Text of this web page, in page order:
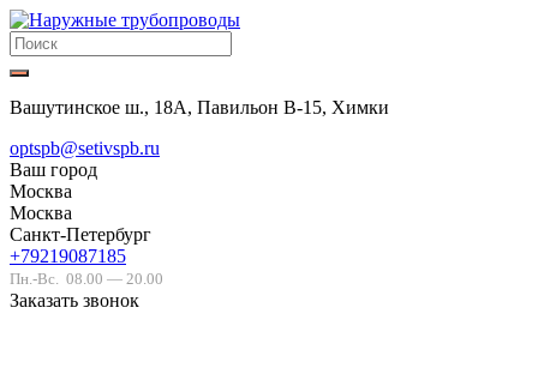
Вашутинское ш., 18А, Павильон В-15, Химки
optspb@setivspb.ru
Ваш город
Москва
Москва
Санкт-Петербург
+79219087185
Пн.-Вс. 08.00 — 20.00
Заказать звонок